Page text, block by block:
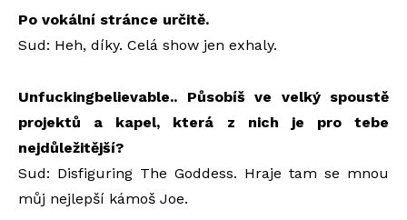
Po vokální stránce určitě.
Sud: Heh, díky. Celá show jen exhaly.
Unfuckingbelievable.. Působíš ve velký spoustě
projektů a kapel, která z nich je pro tebe
nejdůležitější?
Sud: Disfiguring The Goddess. Hraje tam se mnou
můj nejlepší kámoš Joe.